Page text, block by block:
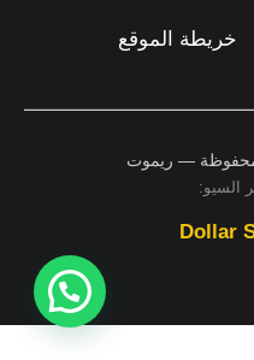
خريطة الموقع
السيو:
Dollar